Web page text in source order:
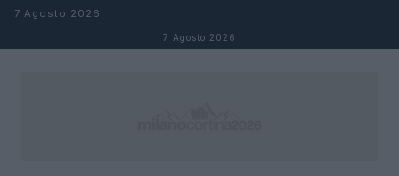
Salta al contenuto
7 Agosto 2026
7 Agosto 2026